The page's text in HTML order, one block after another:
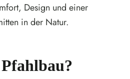
Design und einer
in der Natur.